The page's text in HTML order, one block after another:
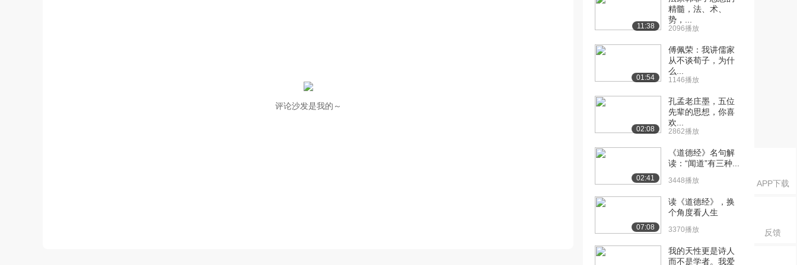
APP下载
反馈
评论沙发是我的～
11:38
精髓，法、术、
势，...
2096播放
01:54
傅佩荣：我讲儒家
从不谈荀子，为什
么...
1146播放
02:08
孔孟老庄墨，五位
先辈的思想，你喜
欢...
2862播放
02:41
《道德经》名句解
读：“闻道”有三种...
3448播放
07:08
读《道德经》，换
个角度看人生
3370播放
我的天性更是诗人
而不是学者。我爱